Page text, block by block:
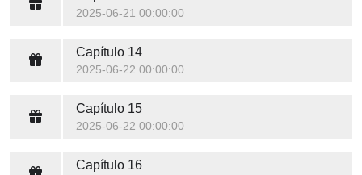
2025-06-21 00:00:00
Capítulo 14
2025-06-22 00:00:00
Capítulo 15
2025-06-22 00:00:00
Capítulo 16